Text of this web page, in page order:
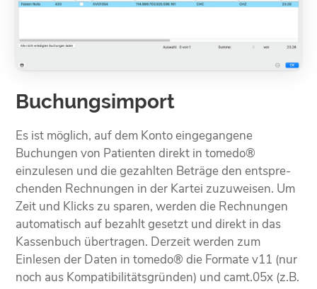
Buchungsimport
Es ist möglich, auf dem Konto einge­gangene
Buchungen von Patienten direkt in tomedo®
einzulesen und die gezahlten Beträge den entspre­
chenden Rechnungen in der Kartei zuzuweisen. Um
Zeit und Klicks zu sparen, werden die Rechnungen
auto­matisch auf bezahlt gesetzt und direkt in das
Kassen­buch übertragen. Derzeit werden zum
Einlesen der Daten in tomedo® die Formate v11 (nur
noch aus Kompa­tibilitäts­gründen) und camt.05x (z.B.